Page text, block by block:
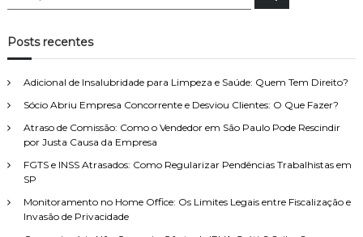
q
u
s
a
r
e
s
r
Posts recentes
Adicional de Insalubridade para Limpeza e Saúde: Quem Tem Direito?
Sócio Abriu Empresa Concorrente e Desviou Clientes: O Que Fazer?
Atraso de Comissão: Como o Vendedor em São Paulo Pode Rescindir
por Justa Causa da Empresa
FGTS e INSS Atrasados: Como Regularizar Pendências Trabalhistas em
SP
Monitoramento no Home Office: Os Limites Legais entre Fiscalização e
Invasão de Privacidade